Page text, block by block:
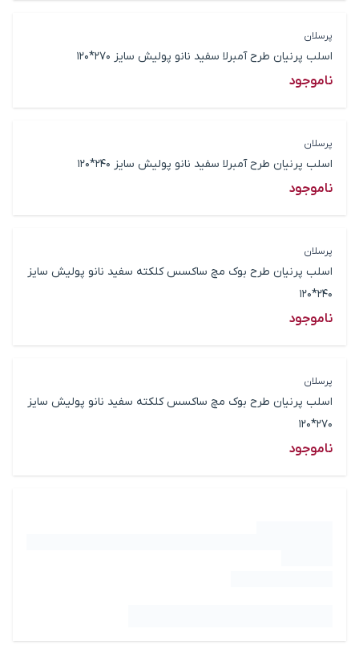
پرسلان
اسلب پرنیان طرح آمبرلا سفید نانو پولیش سایز 270*120
ناموجود
پرسلان
اسلب پرنیان طرح آمبرلا سفید نانو پولیش سایز 240*120
ناموجود
پرسلان
اسلب پرنیان طرح بوک مچ ساکسس کلکته سفید نانو پولیش سایز
240*120
ناموجود
پرسلان
اسلب پرنیان طرح بوک مچ ساکسس کلکته سفید نانو پولیش سایز
270*120
ناموجود